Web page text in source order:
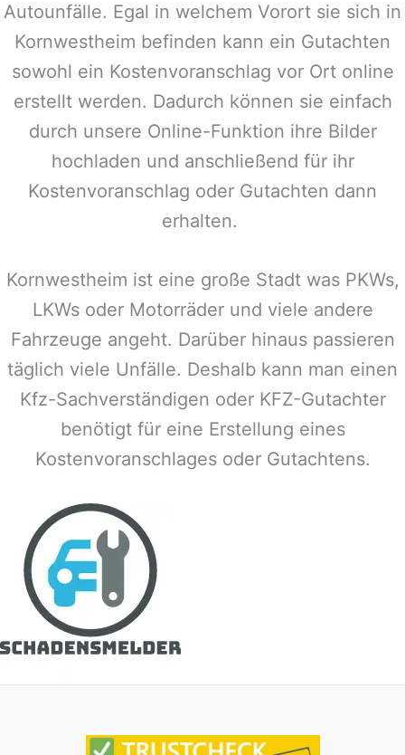
Autounfälle. Egal in welchem Vorort sie sich in
Kornwestheim befinden kann ein Gutachten
sowohl ein Kostenvoranschlag vor Ort online
erstellt werden. Dadurch können sie einfach
durch unsere Online-Funktion ihre Bilder
hochladen und anschließend für ihr
Kostenvoranschlag oder Gutachten dann
erhalten.
Kornwestheim ist eine große Stadt was PKWs,
LKWs oder Motorräder und viele andere
Fahrzeuge angeht. Darüber hinaus passieren
täglich viele Unfälle. Deshalb kann man einen
Kfz-Sachverständigen oder KFZ-Gutachter
benötigt für eine Erstellung eines
Kostenvoranschlages oder Gutachtens.